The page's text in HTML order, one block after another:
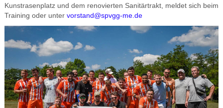
Kunstrasenplatz und dem renovierten Sanitärtrakt, meldet sich beim
Training oder unter vorstand@spvgg-me.de